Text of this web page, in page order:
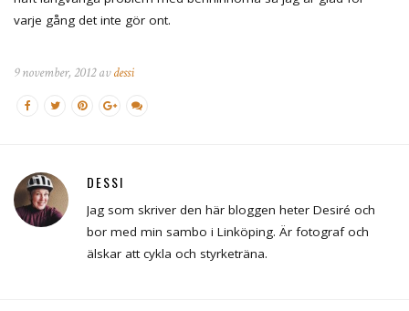
varje gång det inte gör ont.
9 november, 2012 avdessi
DESSI
Jag som skriver den här bloggen heter Desiré och
bor med min sambo i Linköping. Är fotograf och
älskar att cykla och styrketräna.